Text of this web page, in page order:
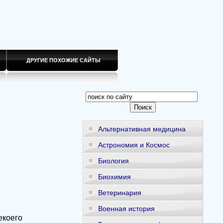
ДРУГИЕ ПОХОЖИЕ САЙТЫ
а такая гипотеза не могла их объяснить. Тогда обращались к структуре клеток головного мозга, особенно его коры, и находили, что у гениальных людей иногда есть отличия от обычной структуры, но, какие из этих отличий имеют решающее значение, оставалось загадкой. Предполагалось, например, также, что талантливым бывает первый ребенок в семье. И эта гипотеза имела приверженцев, пока не пришла на помощь статистика. Из 74 всемирно известных гениальных и талантливых людей, из биографических данных которых можно было установить, каким по счету он родился, первыми оказались только пять — Мильтон, Леонардо да Винчи, Г. Гей
Альтернативная медицина
Астрономия и Космос
Биология
Биохимия
Ветеринария
Военная история